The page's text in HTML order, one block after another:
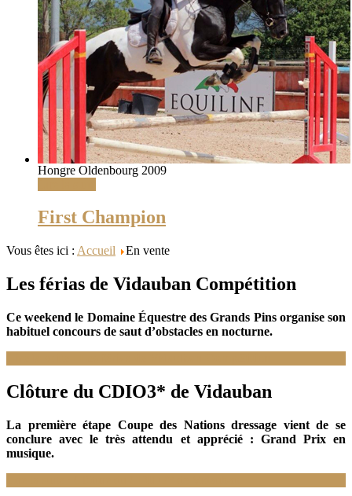
Hongre Oldenbourg 2009
First Champion
Vous êtes ici : Accueil En vente
Les férias de Vidauban Compétition
Ce weekend le Domaine Équestre des Grands Pins organise son
habituel concours de saut d’obstacles en nocturne.
Clôture du CDIO3* de Vidauban
La première étape Coupe des Nations dressage vient de se
conclure avec le très attendu et apprécié : Grand Prix en
musique.